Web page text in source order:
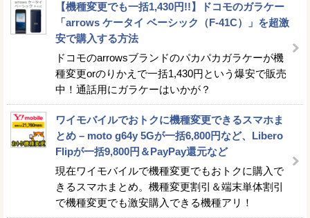
【機種変更でも一括1,430円!!】ドコモのガラケー
「arrows ケータイ ベーシック（F-41C）」を超激
安で購入する方法
ドコモのarrowsブランドのパカパカガラケーが機
種変更orのりかえで一括1,430円という爆安で販売
中！通話用にガラケーはいかが？
ワイモバイルでおトクに機種変更できるスマホま
とめ – moto g64y 5Gが一括6,800円など、Libero
Flipが一括9,800円＆PayPay還元など
現在ワイモバイルで機種変更でもおトクに購入で
きるスマホまとめ。機種変更割引＆端末単体割引
で機種変更でも激安購入できる機種アリ！